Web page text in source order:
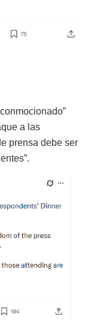
a las
prensa debe ser